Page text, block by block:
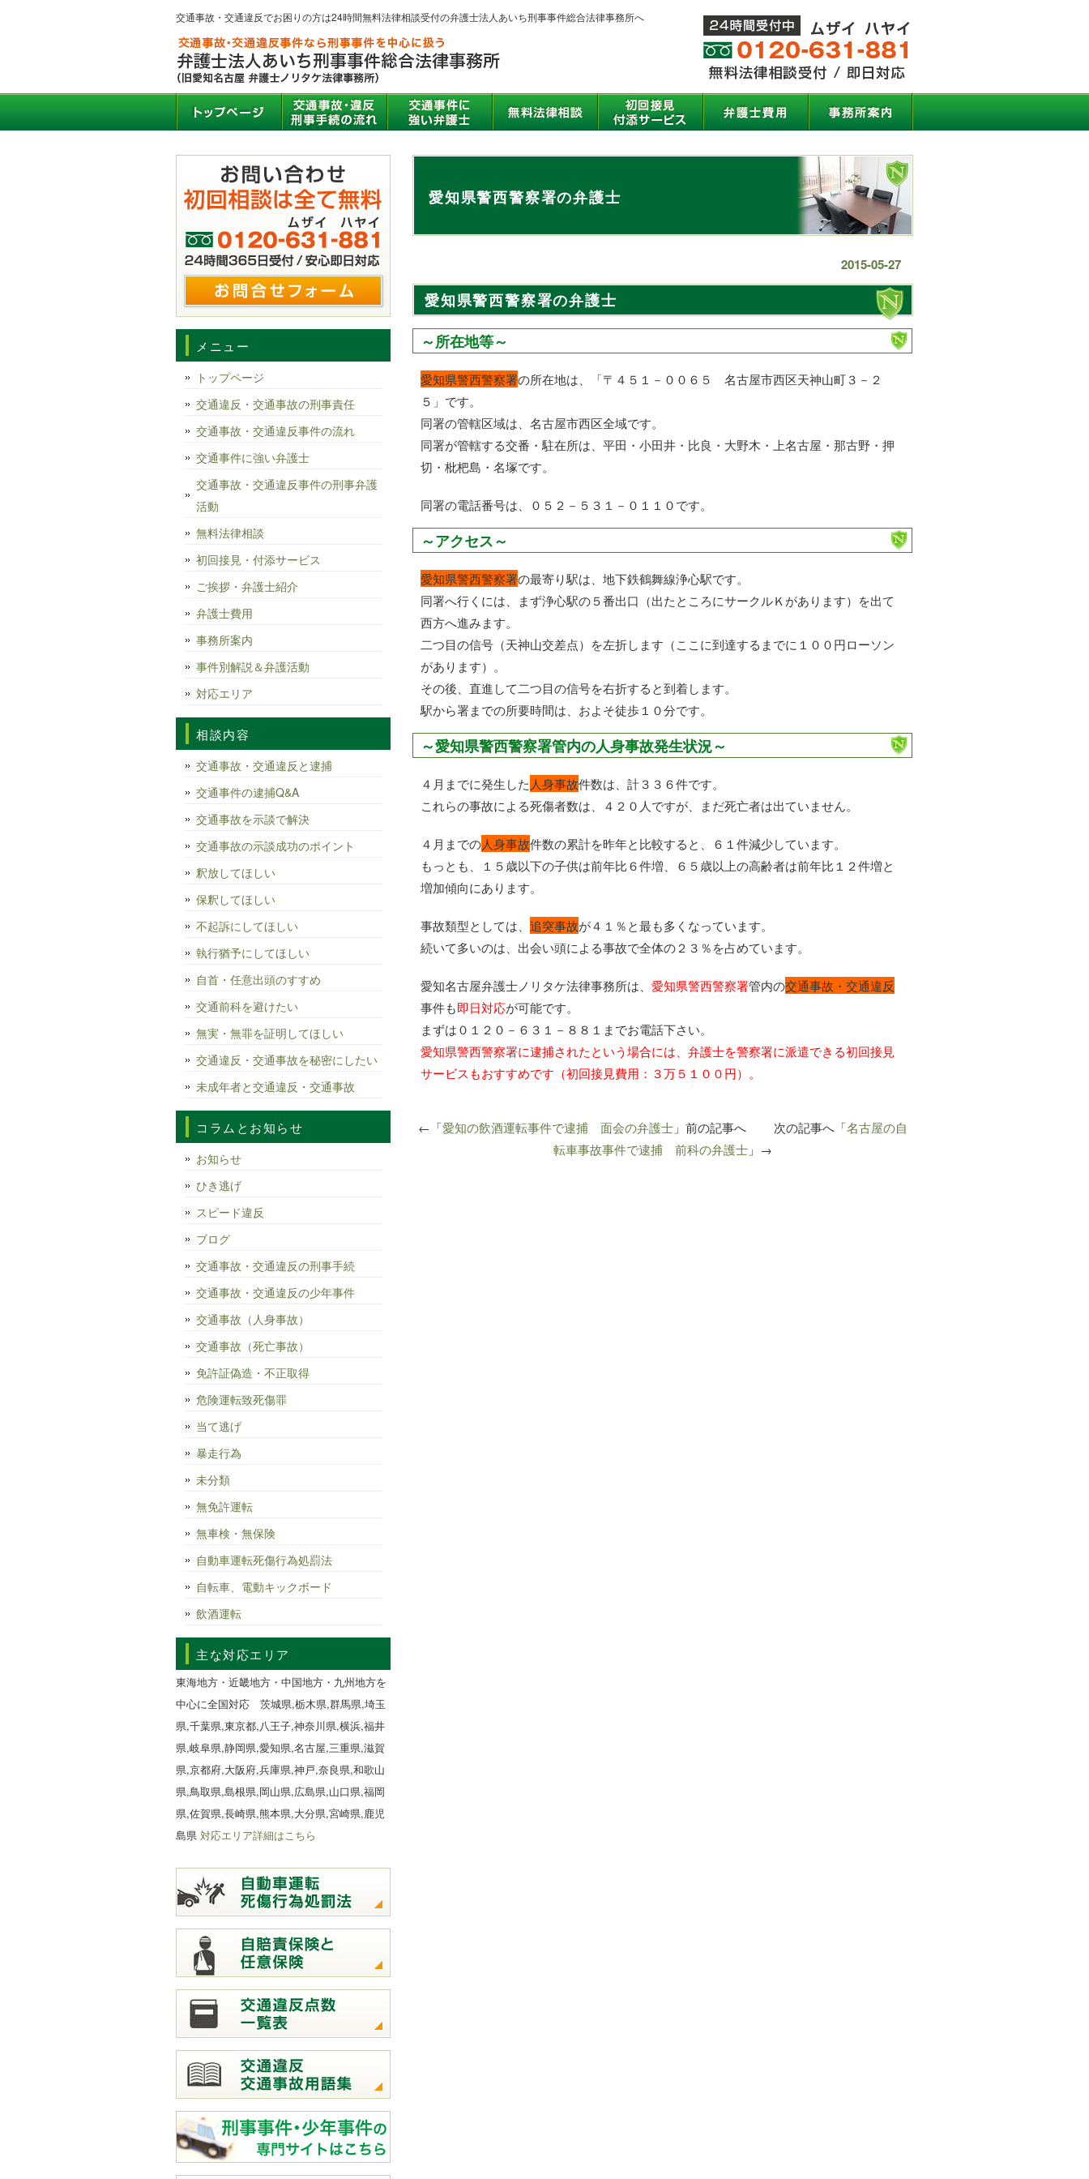
交通事故・交通違反でお困りの方は24時間無料法律相談受付の弁護士法人あいち刑事事件総合法律事務所へ
愛知県警西警察署の弁護士
2015-05-27
愛知県警西警察署の弁護士
～所在地等～
愛知県警西警察署の所在地は、「〒４５１－００６５ 名古屋市西区天神山町３－２
５」です。
同署の管轄区域は、名古屋市西区全域です。
同署が管轄する交番・駐在所は、平田・小田井・比良・大野木・上名古屋・那古野・押
切・枇杷島・名塚です。
同署の電話番号は、０５２－５３１－０１１０です。
～アクセス～
愛知県警西警察署の最寄り駅は、地下鉄鶴舞線浄心駅です。
同署へ行くには、まず浄心駅の５番出口（出たところにサークルＫがあります）を出て
西方へ進みます。
二つ目の信号（天神山交差点）を左折します（ここに到達するまでに１００円ローソン
があります）。
その後、直進して二つ目の信号を右折すると到着します。
駅から署までの所要時間は、およそ徒歩１０分です。
～愛知県警西警察署管内の人身事故発生状況～
４月までに発生した 人身事故件数は、計３３６件です。
これらの事故による死傷者数は、４２０人ですが、まだ死亡者は出ていません。
４月までの人身事故件数の累計を昨年と比較すると、６１件減少しています。
もっとも、１５歳以下の子供は前年比６件増、６５歳以上の高齢者は前年比１２件増と
増加傾向にあります。
事故類型としては、 追突事故が４１％と最も多くなっています。
続いて多いのは、出会い頭による事故で全体の２３％を占めています。
愛知名古屋弁護士ノリタケ法律事務所は、 愛知県警西警察署管内の交通事故・交通違反
事件も即日対応が可能です。
まずは０１２０－６３１－８８１までお電話下さい。
愛知県警西警察署に逮捕されたという場合には、弁護士を警察署に派遣できる初回接見
サービスもおすすめです（初回接見費用：３万５１００円）。
←「愛知の飲酒運転事件で逮捕 面会の弁護士 」前の記事へ 次の記事へ「名古屋の自
転車事故事件で逮捕 前科の弁護士 」→
メニュー
トップページ
交通違反・交通事故の刑事責任
交通事故・交通違反事件の流れ
交通事件に強い弁護士
交通事故・交通違反事件の刑事弁護
活動
無料法律相談
初回接見・付添サービス
ご挨拶・弁護士紹介
弁護士費用
事務所案内
事件別解説＆弁護活動
対応エリア
相談内容
交通事故・交通違反と逮捕
交通事件の逮捕Q&A
交通事故を示談で解決
交通事故の示談成功のポイント
釈放してほしい
保釈してほしい
不起訴にしてほしい
執行猶予にしてほしい
自首・任意出頭のすすめ
交通前科を避けたい
無実・無罪を証明してほしい
交通違反・交通事故を秘密にしたい
未成年者と交通違反・交通事故
コラムとお知らせ
お知らせ
ひき逃げ
スピード違反
ブログ
交通事故・交通違反の刑事手続
交通事故・交通違反の少年事件
交通事故（人身事故）
交通事故（死亡事故）
免許証偽造・不正取得
危険運転致死傷罪
当て逃げ
暴走行為
未分類
無免許運転
無車検・無保険
自動車運転死傷行為処罰法
自転車、電動キックボード
飲酒運転
主な対応エリア
東海地方・近畿地方・中国地方・九州地方を
中心に全国対応 茨城県,栃木県,群馬県,埼玉
県,千葉県,東京都,八王子,神奈川県,横浜,福井
県,岐阜県,静岡県,愛知県,名古屋,三重県,滋賀
県,京都府,大阪府,兵庫県,神戸,奈良県,和歌山
県,鳥取県,島根県,岡山県,広島県,山口県,福岡
県,佐賀県,長崎県,熊本県,大分県,宮崎県,鹿児
島県 対応エリア詳細はこちら